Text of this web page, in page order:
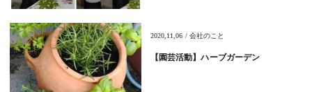
2020,11,06 / 会社のこと
【園芸活動】ハーブガーデン